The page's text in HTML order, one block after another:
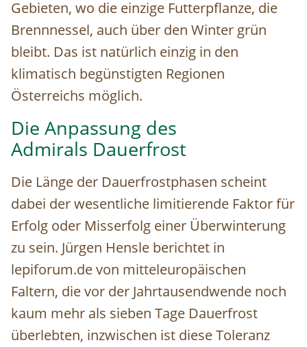
Gebieten, wo die einzige Futterpflanze, die
Brennnessel, auch über den Winter grün
bleibt. Das ist natürlich einzig in den
klimatisch begünstigten Regionen
Österreichs möglich.
Die Anpassung des
Admirals Dauerfrost
Die Länge der Dauerfrostphasen scheint
dabei der wesentliche limitierende Faktor für
Erfolg oder Misserfolg einer Überwinterung
zu sein. Jürgen Hensle berichtet in
lepiforum.de von mitteleuropäischen
Faltern, die vor der Jahrtausendwende noch
kaum mehr als sieben Tage Dauerfrost
überlebten, inzwischen ist diese Toleranz